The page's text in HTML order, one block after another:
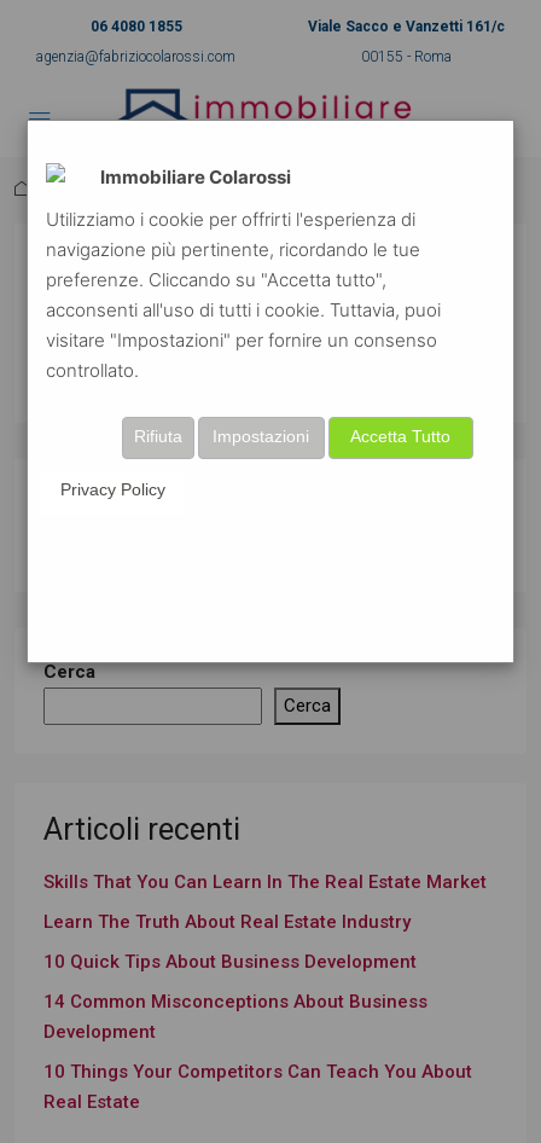
06 4080 1855
agenzia@fabriziocolarossi.com
Viale Sacco e Vanzetti 161/c
00155 - Roma
Invoice 14581
7 anni ago
lsogoelxo
Cerca
Cerca
Articoli recenti
Skills That You Can Learn In The Real Estate Market
Learn The Truth About Real Estate Industry
10 Quick Tips About Business Development
14 Common Misconceptions About Business
Development
10 Things Your Competitors Can Teach You About
Real Estate
Immobiliare Colarossi
Utilizziamo i cookie per offrirti l'esperienza di
navigazione più pertinente, ricordando le tue
preferenze. Cliccando su "Accetta tutto",
acconsenti all'uso di tutti i cookie. Tuttavia, puoi
visitare "Impostazioni" per fornire un consenso
controllato.
Accetta Tutto
Impostazioni
Rifiuta
Privacy Policy